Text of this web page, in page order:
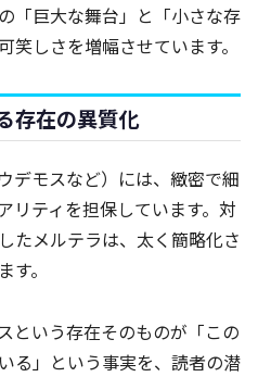
「巨大な舞台」と「小さな存
しさを増幅させています。
存在の異質化
デモスなど）には、緻密で細
リティを担保しています。対
たメルテラは、太く簡略化さ
。
という存在そのものが「この
る」という事実を、読者の潜